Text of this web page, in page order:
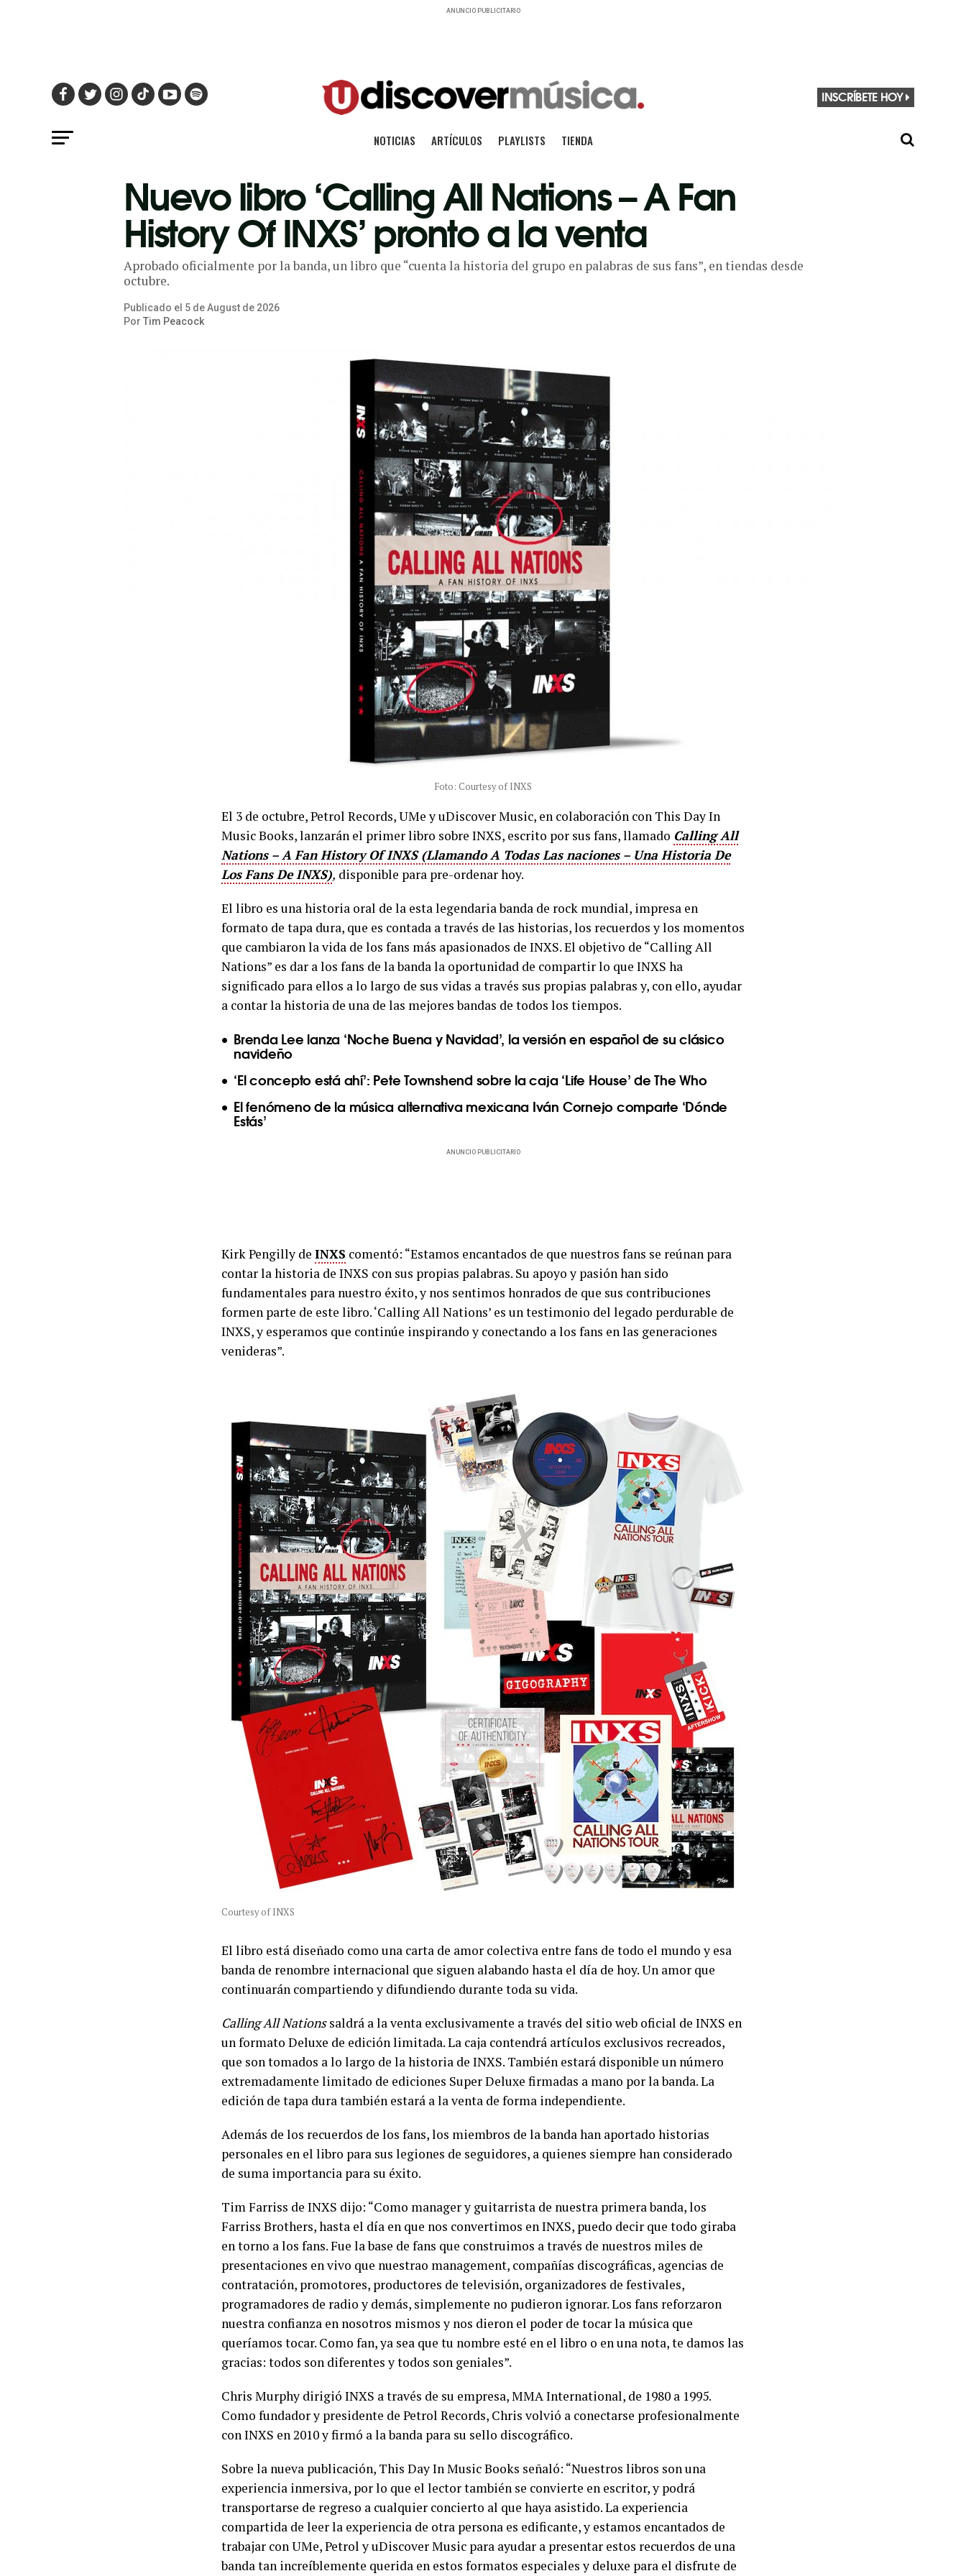
ANUNCIO PUBLICITARIO
INSCRÍBETE HOY
NOTICIAS ARTÍCULOS PLAYLISTS TIENDA
Nuevo libro ‘Calling All Nations – A Fan
History Of INXS’ pronto a la venta
Aprobado oficialmente por la banda, un libro que “cuenta la historia del grupo en palabras de sus fans”, en tiendas desde
octubre.
Publicado el 5 deAugust de 2026
Por Tim Peacock
Foto: Courtesy of INXS
El 3 de octubre, Petrol Records, UMe y uDiscover Music, en colaboración con This Day In
Music Books, lanzarán el primer libro sobre INXS, escrito por sus fans, llamado Calling All
Nations – A Fan History Of INXS (Llamando A Todas Las naciones – Una Historia De
Los Fans De INXS), disponible para pre-ordenar hoy.
El libro es una historia oral de la esta legendaria banda de rock mundial, impresa en
formato de tapa dura, que es contada a través de las historias, los recuerdos y los momentos
que cambiaron la vida de los fans más apasionados de INXS. El objetivo de “Calling All
Nations” es dar a los fans de la banda la oportunidad de compartir lo que INXS ha
significado para ellos a lo largo de sus vidas a través sus propias palabras y, con ello, ayudar
a contar la historia de una de las mejores bandas de todos los tiempos.
Brenda Lee lanza ‘Noche Buena y Navidad’, la versión en español de su clásico
navideño
‘El concepto está ahí’: Pete Townshend sobre la caja ‘Life House’ de The Who
El fenómeno de la música alternativa mexicana Iván Cornejo comparte ‘Dónde
Estás’
ANUNCIO PUBLICITARIO
Kirk Pengilly de INXS comentó: “Estamos encantados de que nuestros fans se reúnan para
contar la historia de INXS con sus propias palabras. Su apoyo y pasión han sido
fundamentales para nuestro éxito, y nos sentimos honrados de que sus contribuciones
formen parte de este libro. ‘Calling All Nations’ es un testimonio del legado perdurable de
INXS, y esperamos que continúe inspirando y conectando a los fans en las generaciones
venideras”.
Courtesy of INXS
El libro está diseñado como una carta de amor colectiva entre fans de todo el mundo y esa
banda de renombre internacional que siguen alabando hasta el día de hoy. Un amor que
continuarán compartiendo y difundiendo durante toda su vida.
Calling All Nationssaldrá a la venta exclusivamente a través del sitio web oficial de INXS en
un formato Deluxe de edición limitada. La caja contendrá artículos exclusivos recreados,
que son tomados a lo largo de la historia de INXS. También estará disponible un número
extremadamente limitado de ediciones Super Deluxe firmadas a mano por la banda. La
edición de tapa dura también estará a la venta de forma independiente.
Además de los recuerdos de los fans, los miembros de la banda han aportado historias
personales en el libro para sus legiones de seguidores, a quienes siempre han considerado
de suma importancia para su éxito.
Tim Farriss de INXS dijo: “Como manager y guitarrista de nuestra primera banda, los
Farriss Brothers, hasta el día en que nos convertimos en INXS, puedo decir que todo giraba
en torno a los fans. Fue la base de fans que construimos a través de nuestros miles de
presentaciones en vivo que nuestrao management, compañías discográficas, agencias de
contratación, promotores, productores de televisión, organizadores de festivales,
programadores de radio y demás, simplemente no pudieron ignorar. Los fans reforzaron
nuestra confianza en nosotros mismos y nos dieron el poder de tocar la música que
queríamos tocar. Como fan, ya sea que tu nombre esté en el libro o en una nota, te damos las
gracias: todos son diferentes y todos son geniales”.
Chris Murphy dirigió INXS a través de su empresa, MMA International, de 1980 a 1995.
Como fundador y presidente de Petrol Records, Chris volvió a conectarse profesionalmente
con INXS en 2010 y firmó a la banda para su sello discográfico.
Sobre la nueva publicación, This Day In Music Books señaló: “Nuestros libros son una
experiencia inmersiva, por lo que el lector también se convierte en escritor, y podrá
transportarse de regreso a cualquier concierto al que haya asistido. La experiencia
compartida de leer la experiencia de otra persona es edificante, y estamos encantados de
trabajar con UMe, Petrol y uDiscover Music para ayudar a presentar estos recuerdos de una
banda tan increíblemente querida en estos formatos especiales y deluxe para el disfrute de